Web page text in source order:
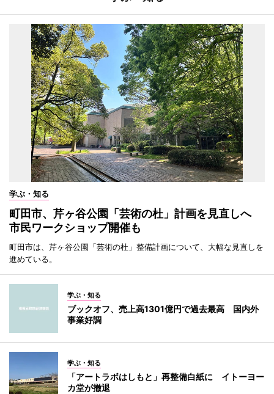
学ぶ・知る
町田市、芹ヶ谷公園「芸術の杜」計画を見直しへ
市民ワークショップ開催も
町田市は、芹ヶ谷公園「芸術の杜」整備計画について、大幅な見直しを
進めている。
学ぶ・知る
ブックオフ、売上高1301億円で過去最高 国内外
事業好調
学ぶ・知る
「アートラボはしもと」再整備白紙に イトーヨー
カ堂が撤退